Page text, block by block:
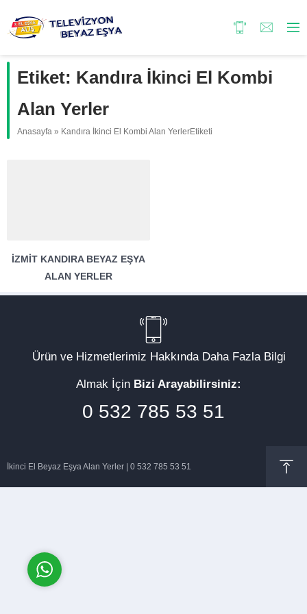
Etiket: Kandıra İkinci El Kombi
Alan Yerler
Anasayfa » Kandıra İkinci El Kombi Alan YerlerEtiketi
İZMIT KANDIRA BEYAZ EŞYA
ALAN YERLER
Ürün ve Hizmetlerimiz Hakkında Daha Fazla Bilgi
Almak İçin Bizi Arayabilirsiniz:
0 532 785 53 51
İkinci El Beyaz Eşya Alan Yerler | 0 532 785 53 51